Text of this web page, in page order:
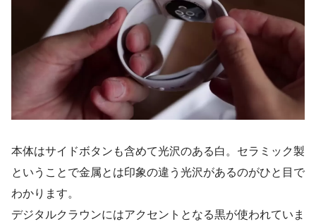
本体はサイドボタンも含めて光沢のある白。セラミック製
ということで金属とは印象の違う光沢があるのがひと目で
わかります。
デジタルクラウンにはアクセントとなる黒が使われていま